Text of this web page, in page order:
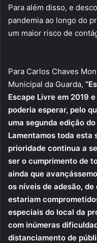
Para além disso, e
pandemia ao longo do
um maior risco de
Para Carlos Chaves
Municipal da Guarda,
Escape Livre em 2019
poderia esperar, pelo
uma segunda edição
Lamentamos toda esta
prioridade continua a
ser o cumprimento de
ainda que
os níveis de adesão,
estariam
especiais do local da
com inúmeras
distanciamento de